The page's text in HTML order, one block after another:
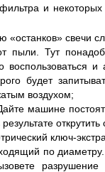
и
«останков» свечи
пыли. Тут
будет
воздухом;
машине
ключ-
по
разрушение